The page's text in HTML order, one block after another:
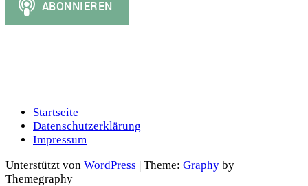
Startseite
Datenschutzerklärung
Impressum
Unterstützt von WordPress | Theme: Graphy by
Themegraphy